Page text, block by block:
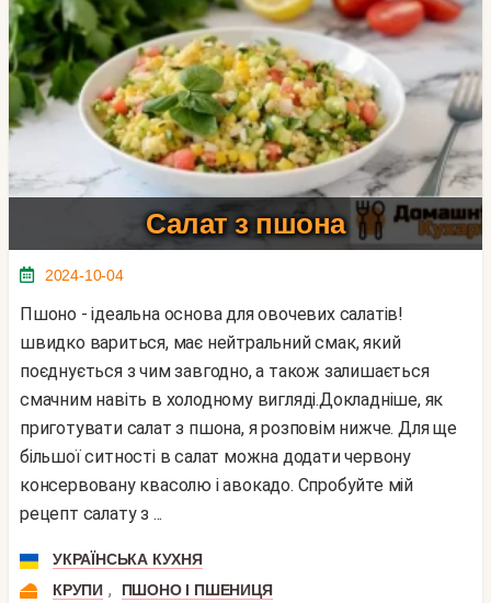
Салат з пшона
2024-10-04
Пшоно - ідеальна основа для овочевих салатів!
швидко вариться, має нейтральний смак, який
поєднується з чим завгодно, а також залишається
смачним навіть в холодному вигляді.Докладніше, як
приготувати салат з пшона, я розповім нижче. Для ще
більшої ситності в салат можна додати червону
консервовану квасолю і авокадо. Спробуйте мій
рецепт салату з ...
УКРАЇНСЬКА КУХНЯ
КРУПИ ,
ПШОНО І ПШЕНИЦЯ